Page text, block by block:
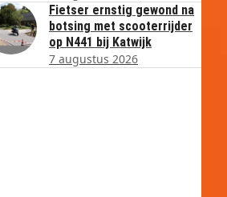
Fietser ernstig gewond na
botsing met scooterrijder
op N441 bij Katwijk
7 augustus 2026